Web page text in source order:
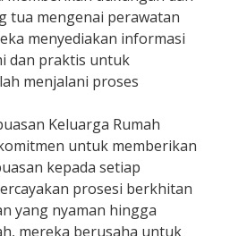
tua mengenai perawatan
menyediakan informasi
dan praktis untuk
menjalani proses
Keluarga Rumah
untuk memberikan
kepada setiap
prosesi berkhitan
yang nyaman hingga
mereka berusaha untuk